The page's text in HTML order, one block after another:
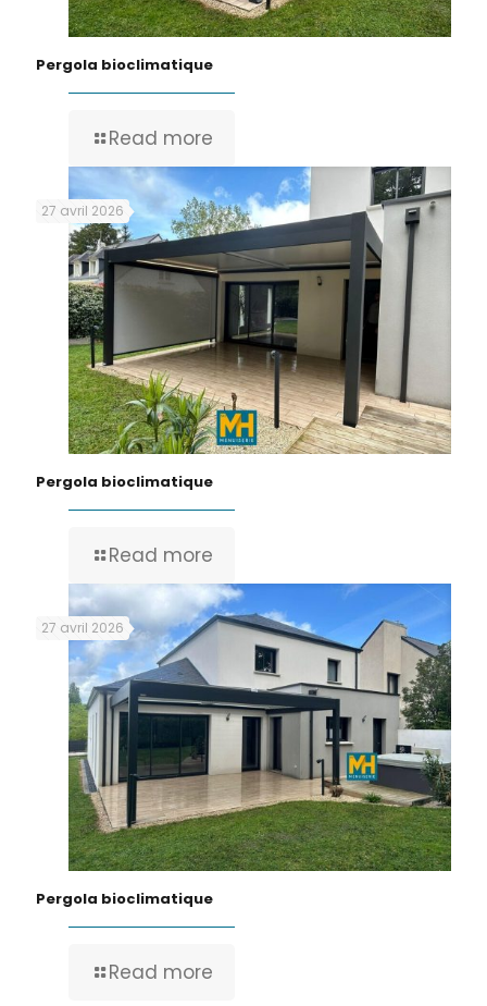
Pergola bioclimatique
Read more
27 avril 2026
Pergola bioclimatique
Read more
27 avril 2026
Pergola bioclimatique
Read more